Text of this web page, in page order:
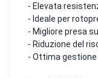
- Elevata
- Ideale per
- Migliore presa
- Riduzione del
- Ottima